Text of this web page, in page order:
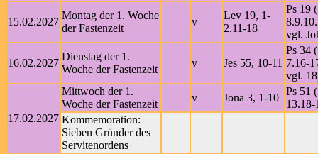
15.02.2027
Montag der 1. Woche
der Fastenzeit
v
Lev 19, 1-
2.11-18
Ps 19
vgl.
16.02.2027
Dienstag der 1.
Woche der Fastenzeit
v Jes 55, 10-11
Ps 34
7.16-
vgl.
17.02.2027
Mittwoch der 1.
Woche der Fastenzeit
v Jona 3, 1-10
Ps 51
Kommemoration:
Sieben Gründer des
Servitenordens